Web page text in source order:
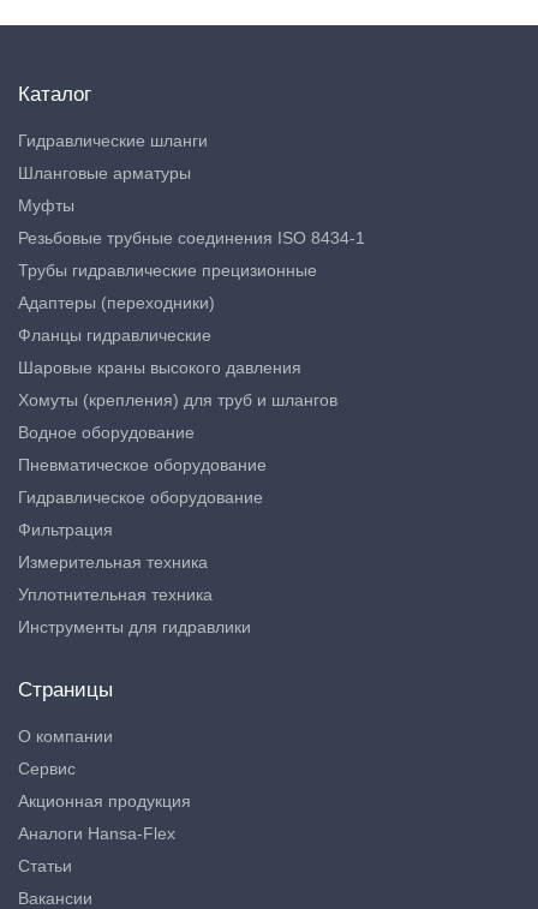
Каталог
Гидравлические шланги
Шланговые арматуры
Муфты
Резьбовые трубные соединения ISO 8434-1
Трубы гидравлические прецизионные
Адаптеры (переходники)
Фланцы гидравлические
Шаровые краны высокого давления
Хомуты (крепления) для труб и шлангов
Водное оборудование
Пневматическое оборудование
Гидравлическое оборудование
Фильтрация
Измерительная техника
Уплотнительная техника
Инструменты для гидравлики
Страницы
О компании
Сервис
Акционная продукция
Аналоги Hansa-Flex
Статьи
Вакансии